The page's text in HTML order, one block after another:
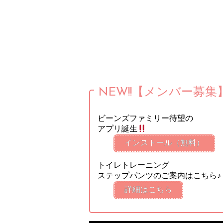
NEW!!【メンバー募集
ビーンズファミリー待望の
アプリ誕生
インストール（無料）
トイレトレーニング
ステップパンツのご案内はこちら♪
詳細はこちら